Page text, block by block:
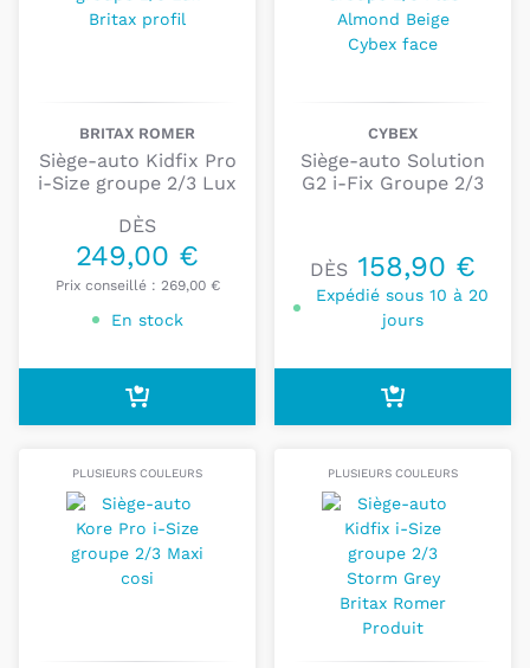
BRITAX ROMER
Siège-auto Kidfix Pro
i-Size groupe 2/3 Lux
DÈS
249,00 €
Prix conseillé : 269,00 €
En stock
CYBEX
Siège-auto Solution
G2 i-Fix Groupe 2/3
DÈS 158,90 €
Expédié sous 10 à 20
jours
PLUSIEURS COULEURS PLUSIEURS COULEURS